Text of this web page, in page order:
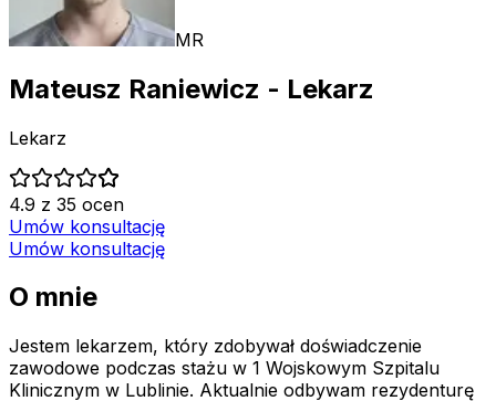
MR
Mateusz Raniewicz - Lekarz
Lekarz
4.9 z 35 ocen
Umów konsultację
Umów konsultację
O mnie
Jestem lekarzem, który zdobywał doświadczenie
zawodowe podczas stażu w 1 Wojskowym Szpitalu
Klinicznym w Lublinie. Aktualnie odbywam rezydenturę